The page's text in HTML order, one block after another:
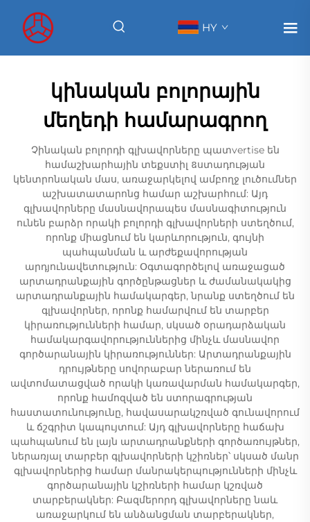
HY
կինական բոլորային
մեղեդի համարագրող
Չինական բոլորդի գլխավորները պատvertise են
համաշխարհային տեքստիլ ឧստադության
կենտրոնական մաս, առաջարկելով ամբողջ լուծումներ
աշխատատարոնց համար աշխարհում: Այդ
գլխավորները մասնավորապես մասնագիտություն
ունեն բարձր որակի բոլորդի գլխավորների ստեղծում,
որոնք միացնում են կարևորություն, գույնի
պահպանման և արժեքավորության
արդյունավետություն: Օգտագործելով առաջացած
արտադրանքային գործընթացներ և ժամանակակից
արտադրանքային համակարգեր, նրանք ստեղծում են
գլխավորներ, որոնք համարվում են տարբեր
կիրառությունների համար, սկսած օրադարձական
համակարգավորություններից մինչև մասնավոր
գործարանային կիրառություններ: Արտադրանքային
դրույթները սովորաբար ներառում են
ավտոմատացված որակի կառավարման համակարգեր,
որոնք համոզված են ստորագրության
հաստատունությունը, հավասարակշռված գունավորում
և ճշգրիտ կապույտում: Այդ գլխավորները հաճախ
պահպանում են լայն արտադրանքների գործառույթներ,
ներառյալ տարբեր գլխավորների կշիռներ՝ սկսած մանր
գլխավորներից համար մանրակերպությունների մինչև
գործարանային կշիռների համար կշռված
տարբերակներ: Բազմերորդ գլխավորները նաև
առաջարկում են անձանցման տարբերակներ,